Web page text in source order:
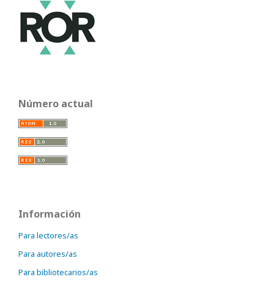
Número actual
Información
Para lectores/as
Para autores/as
Para bibliotecarios/as